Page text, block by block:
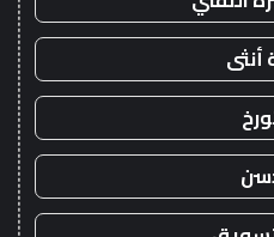
أنثى